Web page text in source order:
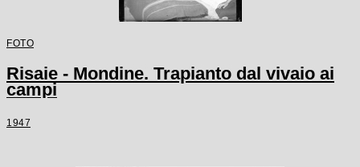
FOTO
Risaie - Mondine. Trapianto dal vivaio ai
campi
1947